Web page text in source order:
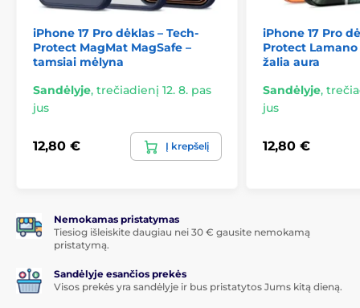
iPhone 17 Pro dėklas – Tech-
Protect MagMat MagSafe –
tamsiai mėlyna
Sandėlyje, trečiadienį 12. 8. pas
jus
12,80 € Į krepšelį
iPhone 17 Pro
Protect Lamano
žalia aura
Sandėlyje,
jus
12,80 €
Nemokamas pristatymas
Tiesiog išleiskite daugiau nei 30 € gausite nemokamą
pristatymą.
Sandėlyje esančios prekės
Visos prekės yra sandėlyje ir bus pristatytos Jums kitą dieną.